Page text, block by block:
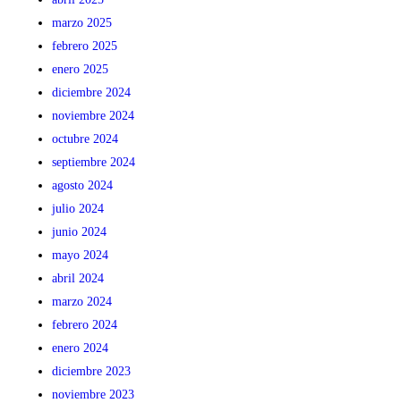
marzo 2025
febrero 2025
enero 2025
diciembre 2024
noviembre 2024
octubre 2024
septiembre 2024
agosto 2024
julio 2024
junio 2024
mayo 2024
abril 2024
marzo 2024
febrero 2024
enero 2024
diciembre 2023
noviembre 2023